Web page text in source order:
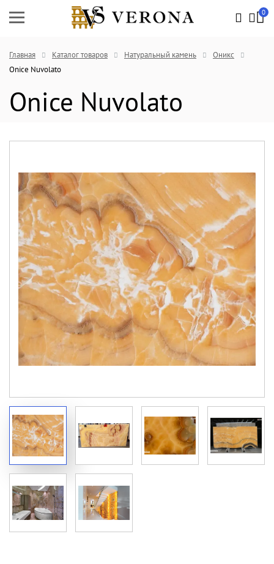
0
Главная Каталог товаров Натуральный камень
Оникс
Onice Nuvolato
Onice Nuvolato